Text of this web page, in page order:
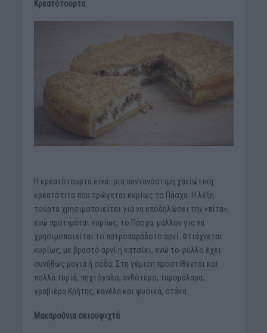
Κρεατότουρτα
Η κρεατότουρτα είναι μια πεντανόστιμη χανιώτικη
κρεατόπιτα που τρώγεται κυρίως το Πάσχα. Η λέξη
τούρτα χρησιμοποιείται για να υποδηλώσει την «πίτα»,
ενώ προτιμάται κυρίως, το Πάσχα, μάλλον για να
χρησιμοποιείται το πατροπαράδοτο αρνί. Φτιάχνεται
κυρίως, με βραστό αρνί ή κατσίκι, ενώ το φύλλο έχει
συνήθως μαγιά ή σόδα. Στη γέμιση προστίθενται και
πολλά τυριά, πηχτόγαλο, ανθότυρο, τυρομάλαμα,
γραβιέρα Κρήτης, κανέλα και φυσικά, στάκα.
Μακαρούνια σκιουφιχτά